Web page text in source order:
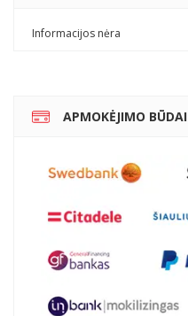
Informacijos nėra
APMOKĖJIMO BŪDAI